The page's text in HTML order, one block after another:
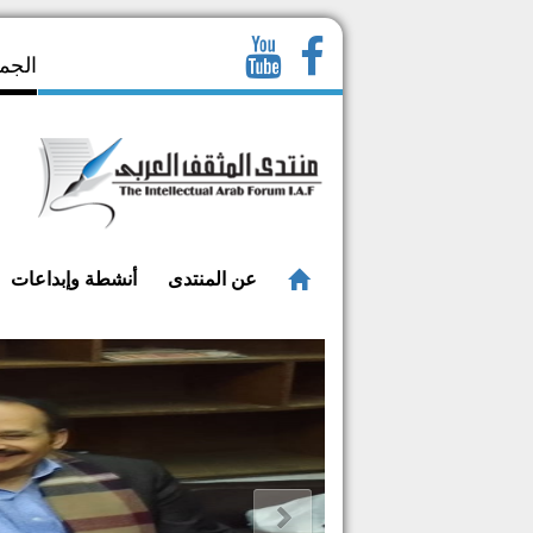
الجمعة 23 صفر 1448
عن المنتدى أنشطة وإبداعات